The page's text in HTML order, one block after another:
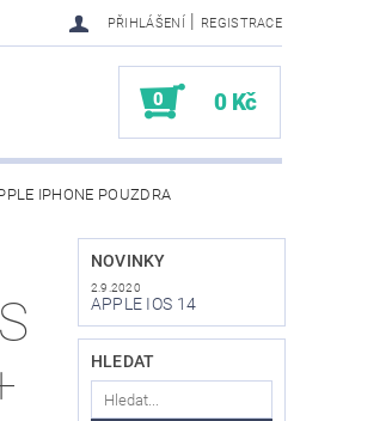
PŘIHLÁŠENÍ | REGISTRACE
0 0 Kč
IPHONE POUZDRA
KONTAKTY
NOVINKY
2.9.2020
APPLE IOS 14
HLEDAT